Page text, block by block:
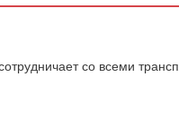
со всеми